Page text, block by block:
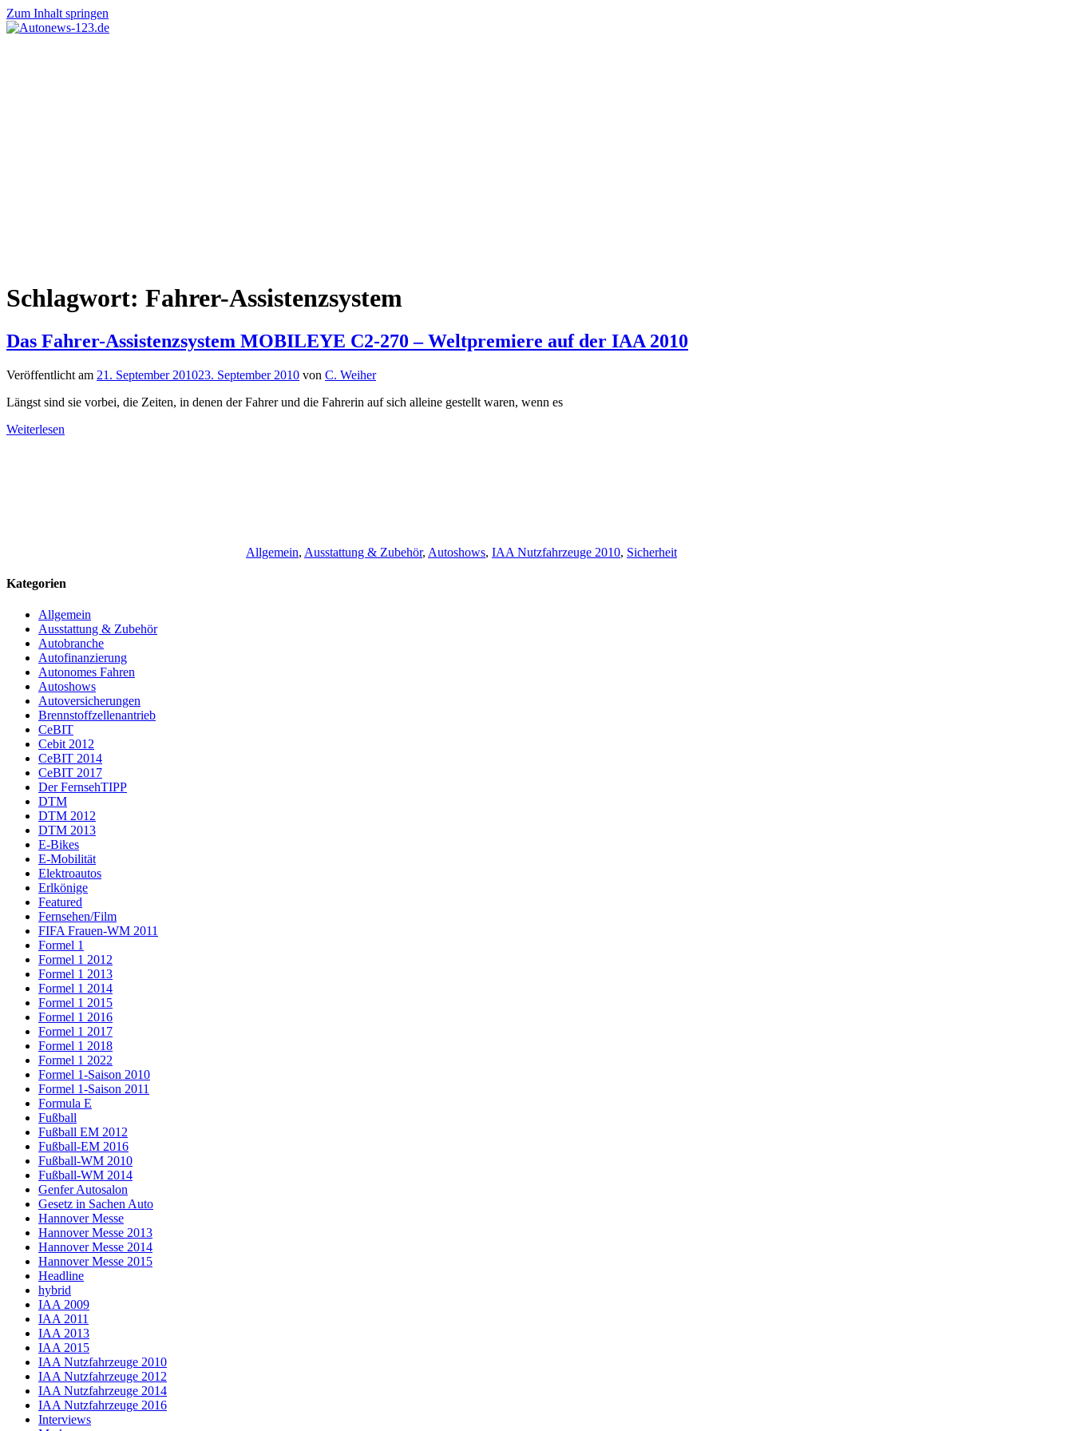
Zum Inhalt springen
Schlagwort: Fahrer-Assistenzsystem
Das Fahrer-Assistenzsystem MOBILEYE C2-270 – Weltpremiere auf der IAA 2010
Veröffentlicht am 21. September 201023. September 2010 von C. Weiher
Längst sind sie vorbei, die Zeiten, in denen der Fahrer und die Fahrerin auf sich alleine gestellt waren, wenn es
Weiterlesen
Allgemein, Ausstattung & Zubehör, Autoshows, IAA Nutzfahrzeuge 2010, Sicherheit
Kategorien
Allgemein
Ausstattung & Zubehör
Autobranche
Autofinanzierung
Autonomes Fahren
Autoshows
Autoversicherungen
Brennstoffzellenantrieb
CeBIT
Cebit 2012
CeBIT 2014
CeBIT 2017
Der FernsehTIPP
DTM
DTM 2012
DTM 2013
E-Bikes
E-Mobilität
Elektroautos
Erlkönige
Featured
Fernsehen/Film
FIFA Frauen-WM 2011
Formel 1
Formel 1 2012
Formel 1 2013
Formel 1 2014
Formel 1 2015
Formel 1 2016
Formel 1 2017
Formel 1 2018
Formel 1 2022
Formel 1-Saison 2010
Formel 1-Saison 2011
Formula E
Fußball
Fußball EM 2012
Fußball-EM 2016
Fußball-WM 2010
Fußball-WM 2014
Genfer Autosalon
Gesetz in Sachen Auto
Hannover Messe
Hannover Messe 2013
Hannover Messe 2014
Hannover Messe 2015
Headline
hybrid
IAA 2009
IAA 2011
IAA 2013
IAA 2015
IAA Nutzfahrzeuge 2010
IAA Nutzfahrzeuge 2012
IAA Nutzfahrzeuge 2014
IAA Nutzfahrzeuge 2016
Interviews